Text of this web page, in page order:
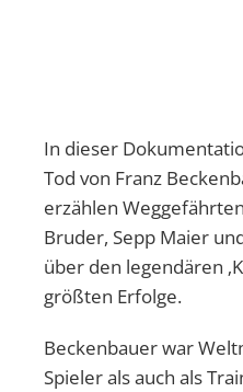
In dieser
Tod von Franz
erzählen
Bruder, Sepp Maier
über den legendären
größten Erfolge.
Beckenbauer war
Spieler als auch als